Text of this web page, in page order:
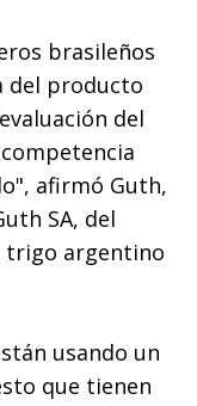
brasileños
del producto
del
afirmó Guth,
SA, del
trigo argentino
usando un
que tienen